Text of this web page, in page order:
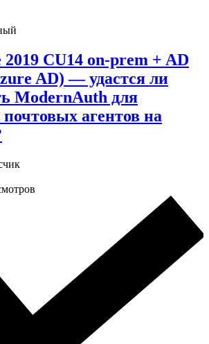
2019 CU14 on-prem + AD
AD) — удаcтся ли
ModernAuth для
агентов на